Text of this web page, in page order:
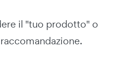
il "tuo prodotto" o